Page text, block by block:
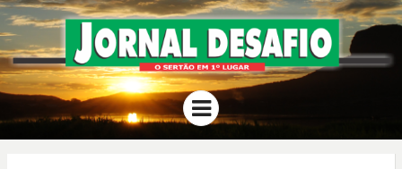
JORNAL
DESAFIO
O Sertão em 1º Lugar
Menu